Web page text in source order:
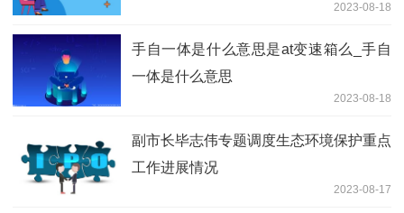
2023-08-18
手自一体是什么意思是at变速箱么_手自
一体是什么意思
2023-08-18
副市长毕志伟专题调度生态环境保护重点
工作进展情况
2023-08-17